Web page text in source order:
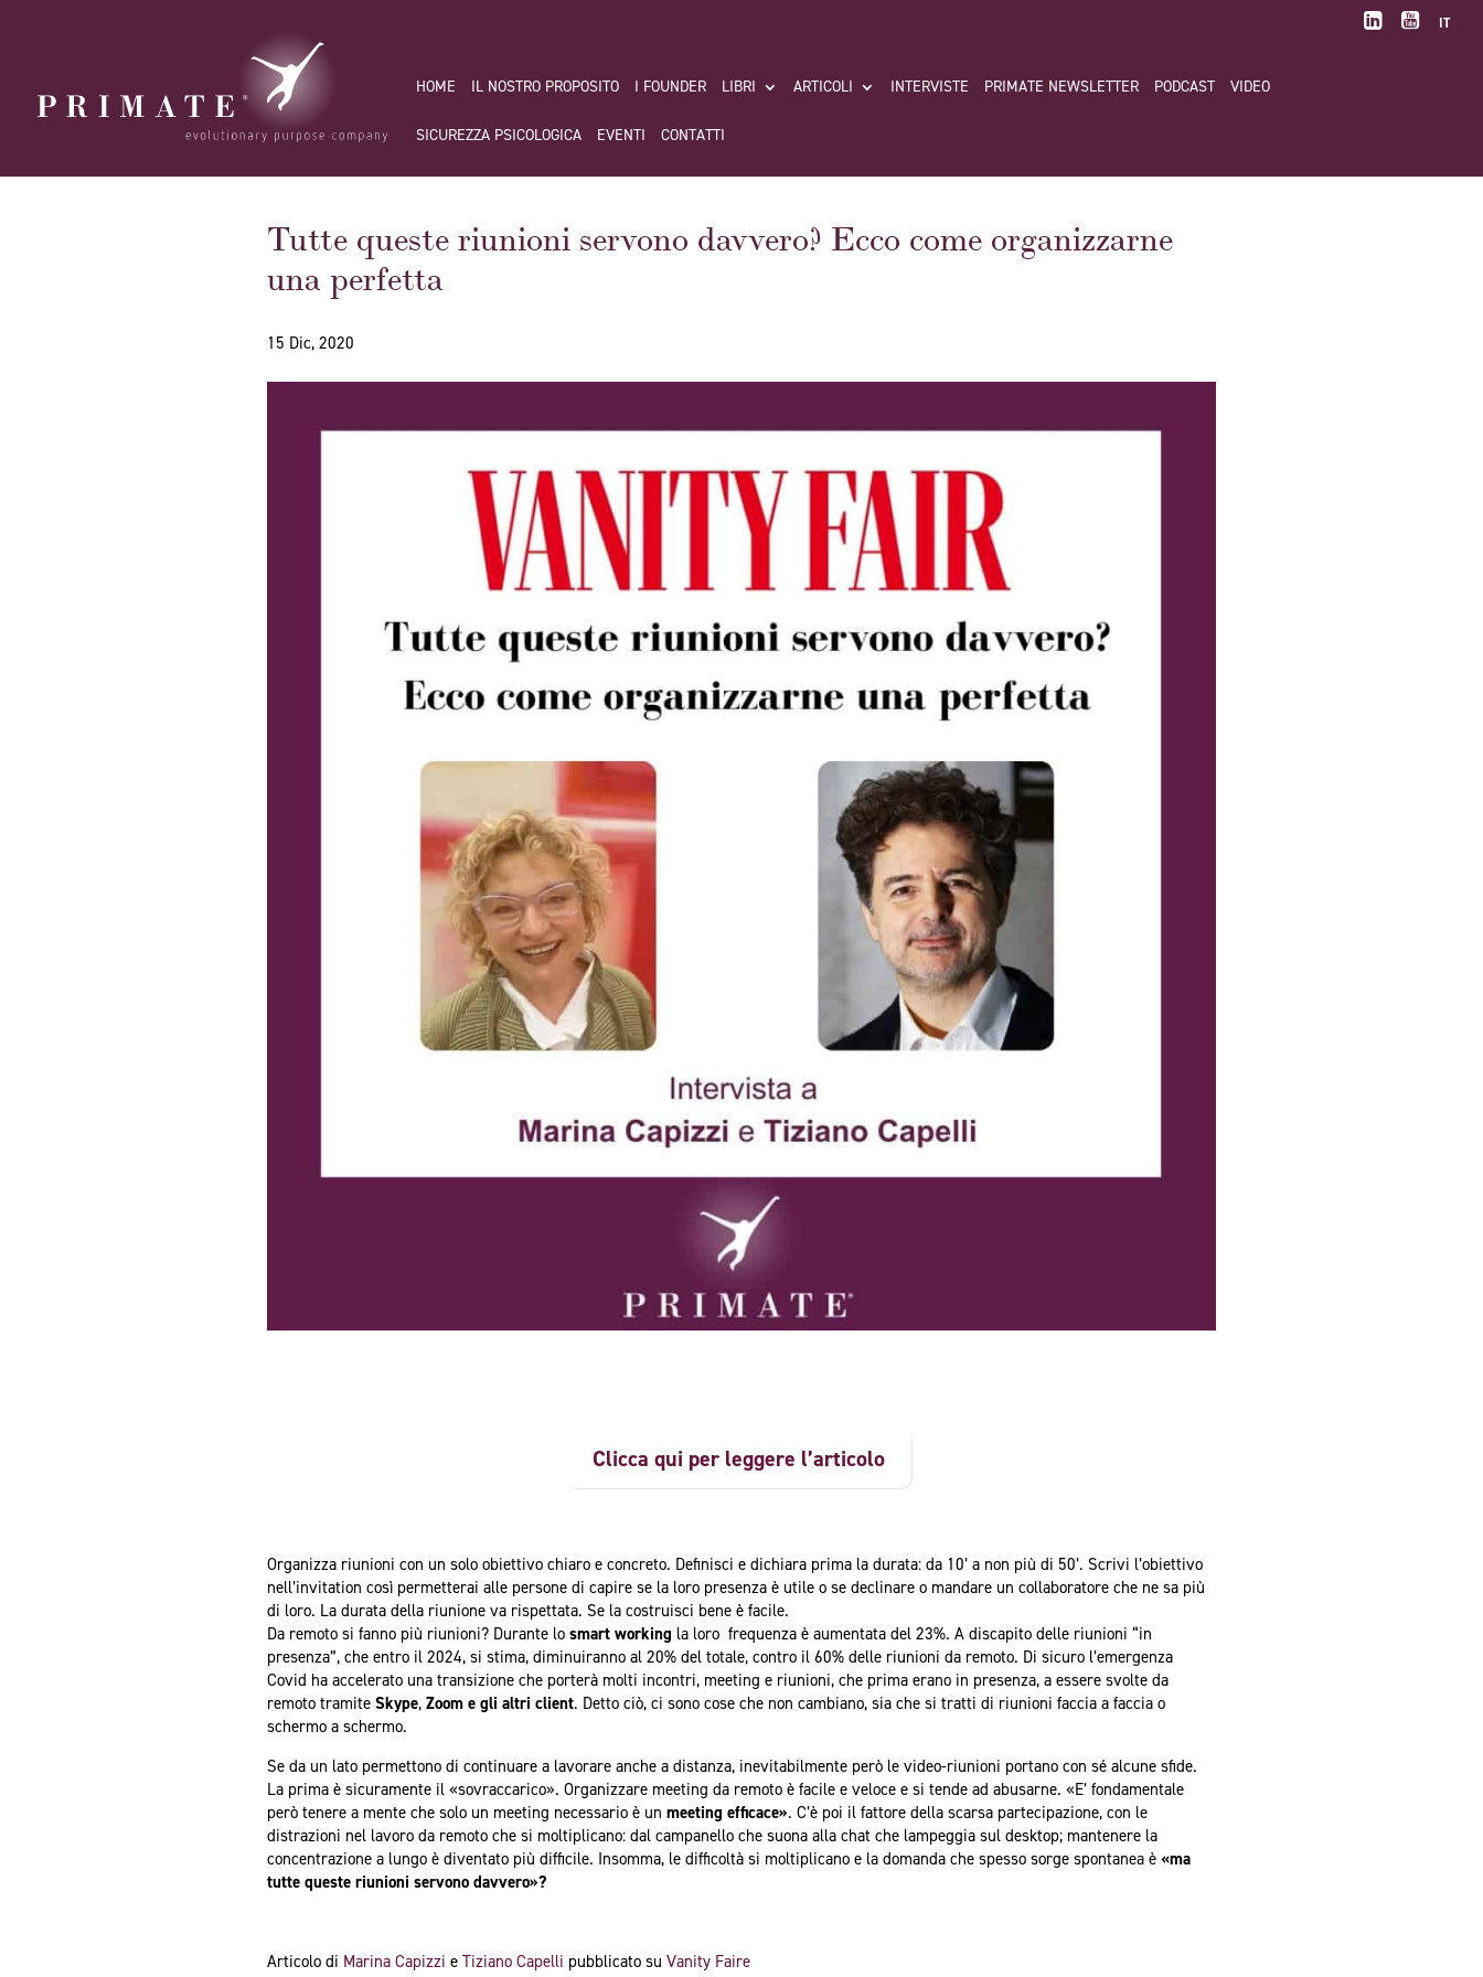
IT
HOME IL NOSTRO PROPOSITO I FOUNDER LIBRI ARTICOLI INTERVISTE PRIMATE NEWSLETTER PODCAST VIDEO
SICUREZZA PSICOLOGICA EVENTI CONTATTI
Tutte queste riunioni servono davvero? Ecco come organizzarne
una perfetta
15 Dic, 2020
Clicca qui per leggere l’articolo
Organizza riunioni con un solo obiettivo chiaro e concreto. Definisci e dichiara prima la durata: da 10’ a non più di 50’. Scrivi l’obiettivo
nell’invitation così permetterai alle persone di capire se la loro presenza è utile o se declinare o mandare un collaboratore che ne sa più
di loro. La durata della riunione va rispettata. Se la costruisci bene è facile.
Da remoto si fanno più riunioni? Durante lo smart working la loro frequenza è aumentata del 23%. A discapito delle riunioni “in
presenza”, che entro il 2024, si stima, diminuiranno al 20% del totale, contro il 60% delle riunioni da remoto. Di sicuro l’emergenza
Covid ha accelerato una transizione che porterà molti incontri, meeting e riunioni, che prima erano in presenza, a essere svolte da
remoto tramite Skype, Zoom e gli altri client. Detto ciò, ci sono cose che non cambiano, sia che si tratti di riunioni faccia a faccia o
schermo a schermo.
Se da un lato permettono di continuare a lavorare anche a distanza, inevitabilmente però le video-riunioni portano con sé alcune sfide.
La prima è sicuramente il «sovraccarico». Organizzare meeting da remoto è facile e veloce e si tende ad abusarne. «E’ fondamentale
però tenere a mente che solo un meeting necessario è un meeting efficace». C’è poi il fattore della scarsa partecipazione, con le
distrazioni nel lavoro da remoto che si moltiplicano: dal campanello che suona alla chat che lampeggia sul desktop; mantenere la
concentrazione a lungo è diventato più difficile. Insomma, le difficoltà si moltiplicano e la domanda che spesso sorge spontanea è «ma
tutte queste riunioni servono davvero»?
Articolo di Marina Capizzi e Tiziano Capelli pubblicato su Vanity Faire